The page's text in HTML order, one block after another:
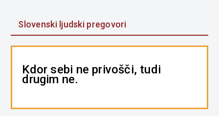
Slovenski ljudski pregovori
Kdor sebi ne privošči, tudi
drugim ne.